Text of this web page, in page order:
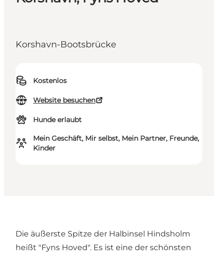
Korshavn-Bootsbrücke
Kostenlos
Website besuchen
Hunde erlaubt
Mein Geschäft, Mir selbst, Mein Partner, Freunde,
Kinder
Die äußerste Spitze der Halbinsel Hindsholm
heißt "Fyns Hoved". Es ist eine der schönsten